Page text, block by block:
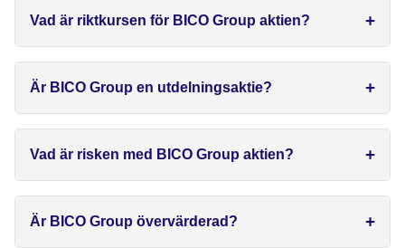
Vad är riktkursen för BICO Group aktien?
Är BICO Group en utdelningsaktie?
Vad är risken med BICO Group aktien?
Är BICO Group övervärderad?